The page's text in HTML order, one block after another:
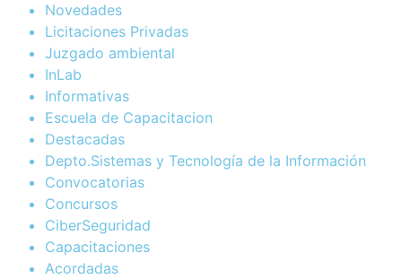
Novedades
Licitaciones Privadas
Juzgado ambiental
InLab
Informativas
Escuela de Capacitacion
Destacadas
Depto.Sistemas y Tecnología de la Información
Convocatorias
Concursos
CiberSeguridad
Capacitaciones
Acordadas